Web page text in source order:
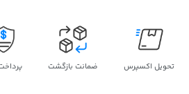
تحویل اکسپرس ضمانت بازگشت